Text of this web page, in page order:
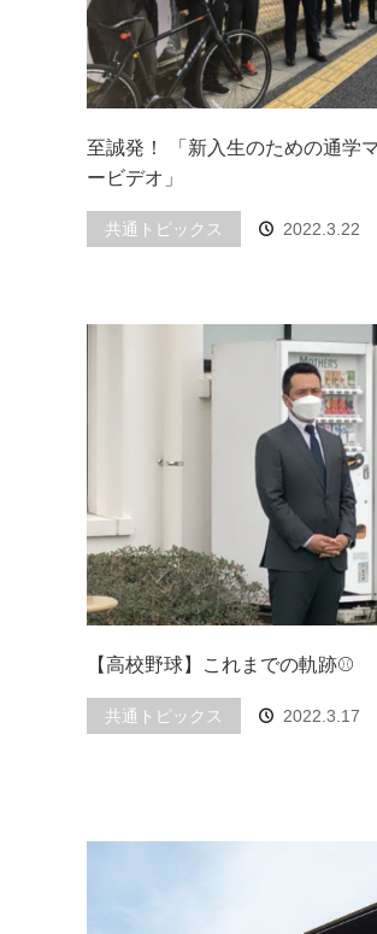
至誠発！ 「新入生のための通学
ービデオ」
共通トピックス 2022.3.22
【高校野球】これまでの軌跡⚾
共通トピックス 2022.3.17